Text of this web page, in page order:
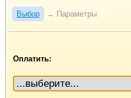
Выбор → Параметры
Оплатить: